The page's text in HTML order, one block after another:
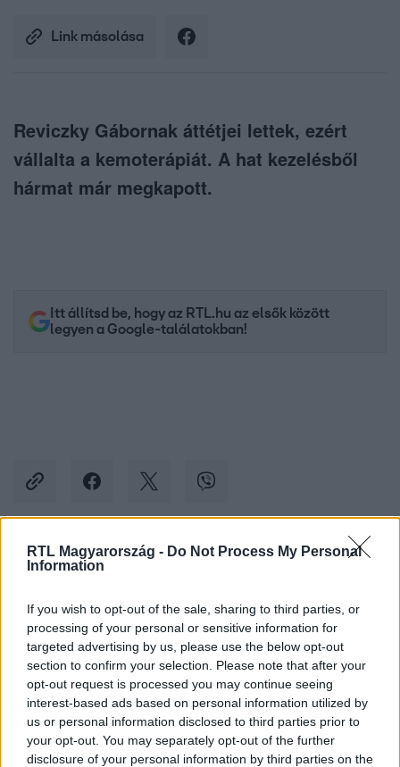
RTL Magyarország - Do Not Process My Personal
Information
If you wish to opt-out of the sale, sharing to third parties, or
processing of your personal or sensitive information for
targeted advertising by us, please use the below opt-out
section to confirm your selection. Please note that after your
opt-out request is processed you may continue seeing
interest-based ads based on personal information utilized by
us or personal information disclosed to third parties prior to
your opt-out. You may separately opt-out of the further
disclosure of your personal information by third parties on the
Link másolása
Reviczky Gábornak áttétjei lettek, ezért
vállalta a kemoterápiát. A hat kezelésből
hármat már megkapott.
Itt állítsd be, hogy az RTL.hu az elsők között
legyen a Google-találatokban!
Kövess minket, és értesülj a friss hírekről a
Követem
KULTÚRA REVICZKY GÁBOR RÁK